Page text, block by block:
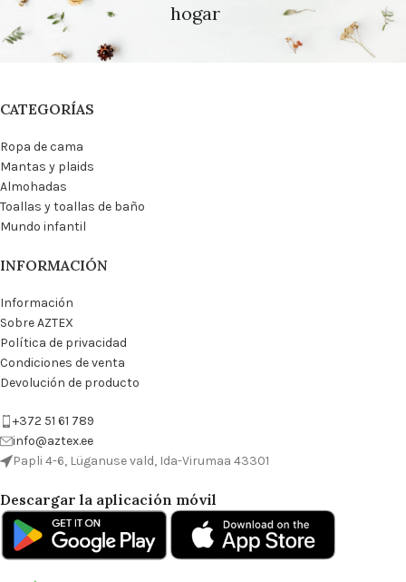
hogar
CATEGORÍAS
Ropa de cama
Mantas y plaids
Almohadas
Toallas y toallas de baño
Mundo infantil
INFORMACIÓN
Información
Sobre AZTEX
Política de privacidad
Condiciones de venta
Devolución de producto
+372 51 61 789
info@aztex.ee
Papli 4-6, Lüganuse vald, Ida-Virumaa 43301
Descargar la aplicación móvil